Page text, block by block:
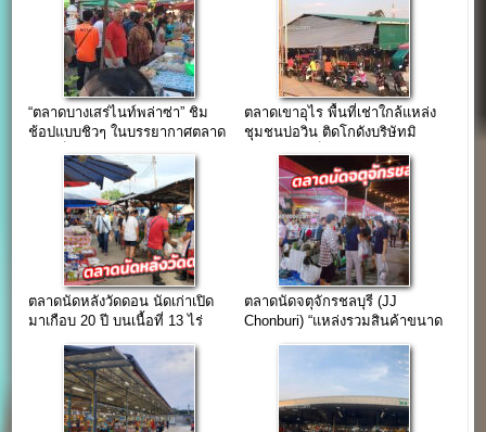
“ตลาดบางเสร่ไนท์พล่าซ่า” ชิม
ช้อปแบบชิวๆ ในบรรยากาศตลาด
ยามเย็น ใกล้หาดบางเสร่
ตลาดเขาอุไร พื้นที่เช่าใกล้แหล่ง
ชุมชนบ่อวิน ติดโกดังบริษัทมิ
ชลิน แล้วเสร็จใน 2 ปี
ตลาดนัดหลังวัดดอน นัดเก่าเปิด
มาเกือบ 20 ปี บนเนื้อที่ 13 ไร่
ตลาดนัดจตุจักรชลบุรี (JJ
Chonburi) “แหล่งรวมสินค้าขนาด